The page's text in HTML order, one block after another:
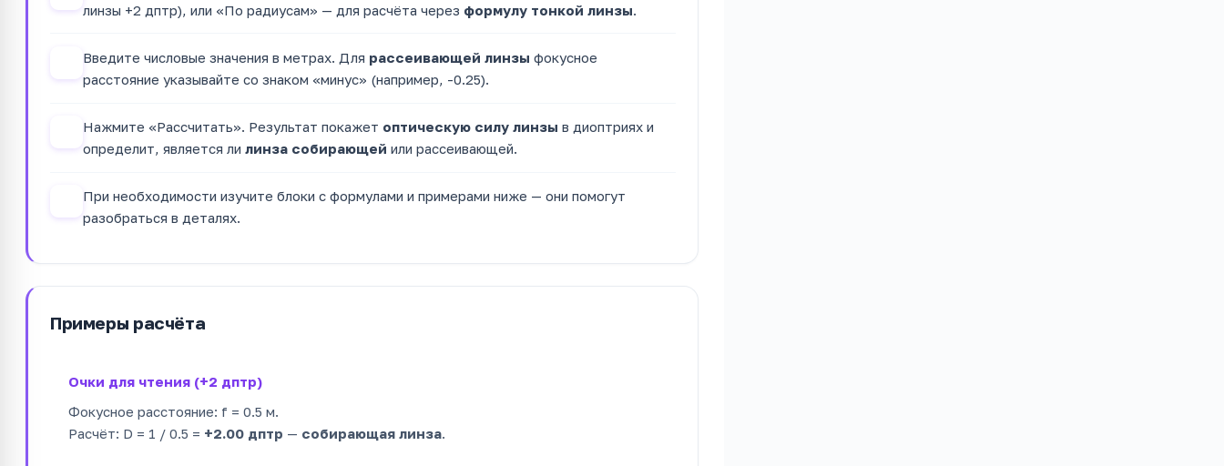
линзы +2 дптр), или «По радиусам» — для расчёта через формулу тонкой линзы.
Введите числовые значения в метрах. Для рассеивающей линзы фокусное
расстояние указывайте со знаком «минус» (например, -0.25).
Нажмите «Рассчитать». Результат покажет оптическую силу линзы в диоптриях и
определит, является ли линза собирающей или рассеивающей.
При необходимости изучите блоки с формулами и примерами ниже — они помогут
разобраться в деталях.
Примеры расчёта
Очки для чтения (+2 дптр)
Фокусное расстояние: f = 0.5 м.
Расчёт: D = 1 / 0.5 = +2.00 дптр — собирающая линза.